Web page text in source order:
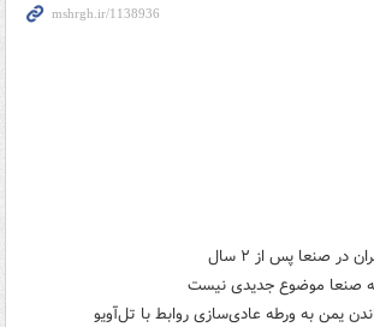
در صنعا پس از ۲ سال
صنعا موضوع جدیدی نیست
یمن به ورطه عادی‌سازی روابط با تل‌آویو